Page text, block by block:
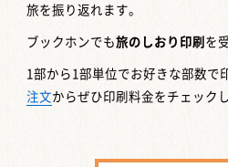
旅を振り返れます。
ブックホンでも旅のしおり印刷 を
1部から1部単位でお好きな部数で
注文からぜひ印刷料金をチェック